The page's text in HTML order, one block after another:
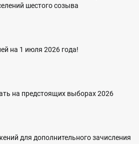
шестого созыва
на 1 июля 2026 года!
на предстоящих выборах 2026
для дополнительного зачисления